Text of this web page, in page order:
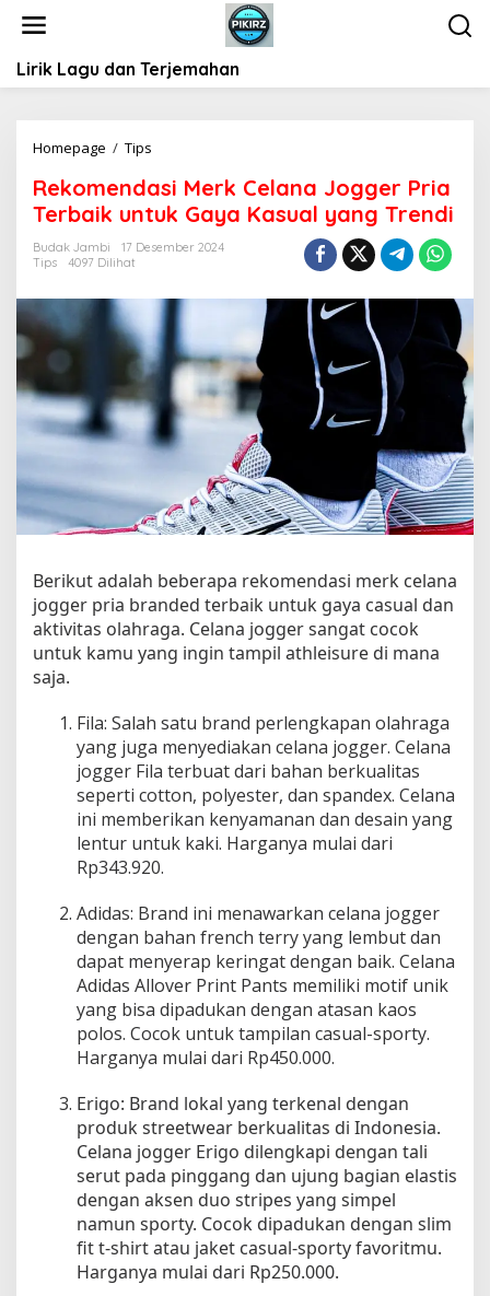
Lirik Lagu dan Terjemahan
Homepage / Tips
k
o
e
d
a
s
i
e
r
k
e
l
a
a
J
o
g
r
r
i
a
T
e
r
a
i
k
u
t
u
k
a
y
a
K
a
s
u
l
Rekomendasi Merk Celana Jogger Pria
Terbaik untuk Gaya Kasual yang Trendi
Budak Jambi
17 Desember 2024
Tips
4097 Dilihat
Berikut adalah beberapa rekomendasi merk celana
jogger pria branded terbaik untuk gaya casual dan
aktivitas olahraga. Celana jogger sangat cocok
untuk kamu yang ingin tampil athleisure di mana
saja.
Fila: Salah satu brand perlengkapan olahraga
yang juga menyediakan celana jogger. Celana
jogger Fila terbuat dari bahan berkualitas
seperti cotton, polyester, dan spandex. Celana
ini memberikan kenyamanan dan desain yang
lentur untuk kaki. Harganya mulai dari
Rp343.920.
Adidas: Brand ini menawarkan celana jogger
dengan bahan french terry yang lembut dan
dapat menyerap keringat dengan baik. Celana
Adidas Allover Print Pants memiliki motif unik
yang bisa dipadukan dengan atasan kaos
polos. Cocok untuk tampilan casual-sporty.
Harganya mulai dari Rp450.000.
Erigo: Brand lokal yang terkenal dengan
produk streetwear berkualitas di Indonesia.
Celana jogger Erigo dilengkapi dengan tali
serut pada pinggang dan ujung bagian elastis
dengan aksen duo stripes yang simpel
namun sporty. Cocok dipadukan dengan slim
fit t-shirt atau jaket casual-sporty favoritmu.
Harganya mulai dari Rp250.000.